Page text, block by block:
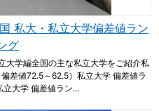
私大・私立大学偏差値ラン
グ
学編全国の主な私立大学をご紹介私
差値72.5～62.5）私立大学 偏差値ラ
立大学 偏差値ラン…